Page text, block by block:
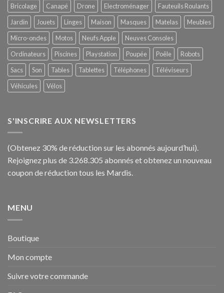
Bricolage Canapé Drone Electroménager
Fauteuils Roulants
Jardin
Jouets Linges Maison Masques Matelas
Meubles
Micro-ondes
Motos Neufs Apple
Neuves Consoles
Ordinateurs
Piscines Playstation Poupée Poêle
Robots
Sacs
Son Tables Tablettes Téléphones
Téléviseurs
Véhicules
Vélos
S'INSCRIRE AUX NEWSLETTERS
(Obtenez 30% de réduction sur les abonnés aujourd’hui).
Rejoignez plus de 3.268.305 abonnés et obtenez un nouveau
coupon de réduction tous les Mardis.
MENU
Boutique
Mon compte
Suivre votre commande